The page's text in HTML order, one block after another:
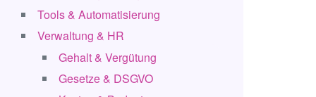
Tools & Automatisierung
Verwaltung & HR
Gehalt & Vergütung
Gesetze & DSGVO